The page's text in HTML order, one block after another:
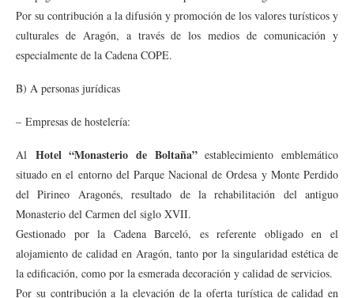
Por su contribución a la difusión y promoción de los valores turísticos y
culturales de Aragón, a través de los medios de comunicación y
especialmente de la Cadena COPE.
B) A personas jurídicas
– Empresas de hostelería:
Al Hotel “Monasterio de Boltaña”establecimiento emblemático
situado en el entorno del Parque Nacional de Ordesa y Monte Perdido
del Pirineo Aragonés, resultado de la rehabilitación del antiguo
Monasterio del Carmen del siglo XVII.
Gestionado por la Cadena Barceló, es referente obligado en el
alojamiento de calidad en Aragón, tanto por la singularidad estética de
la edificación, como por la esmerada decoración y calidad de servicios.
Por su contribución a la elevación de la oferta turística de calidad en